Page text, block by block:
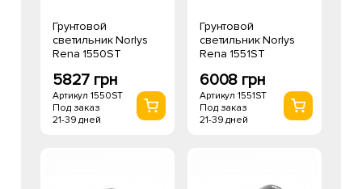
Грунтовой
светильник Norlys
Rena 1550ST
5827 грн
Артикул 1550ST
Под заказ
21-39 дней
Грунтовой
светильник Norlys
Rena 1551ST
6008 грн
Артикул 1551ST
Под заказ
21-39 дней